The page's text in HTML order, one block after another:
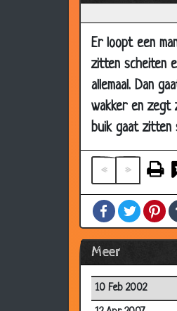
Er loopt een
zitten scheiten
allemaal. Dan
wakker en zegt
buik gaat zitten
« »
FacebookTwitter
Meer
10 Feb 2002